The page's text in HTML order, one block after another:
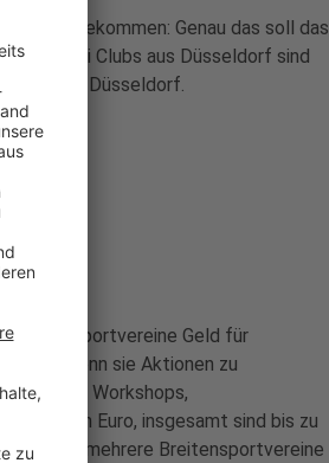
Geld bekommen: Genau das soll das
Zwei Clubs aus Düsseldorf sind
GIANTS Düsseldorf.
Breitensportvereine Geld für
wenn sie Aktionen zu
- etwa Workshops,
es einen Euro, insgesamt sind bis zu
Vorfeld mehrere Breitensportvereine